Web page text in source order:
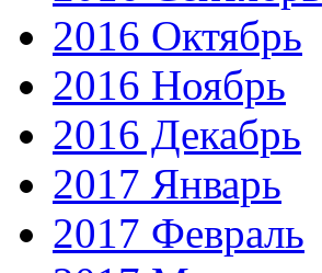
2016 Октябрь
2016 Ноябрь
2016 Декабрь
2017 Январь
2017 Февраль